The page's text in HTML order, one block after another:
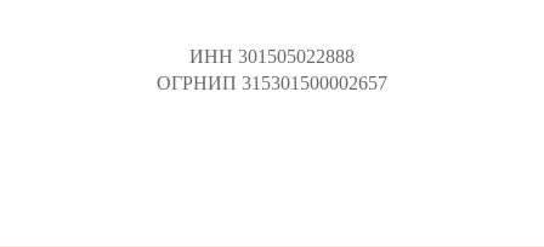
ИНН 301505022888
ОГРНИП 315301500002657